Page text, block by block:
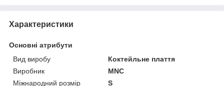
Характеристики
Основні атрибути
Вид виробу
Коктейльне плаття
Виробник
MNC
Міжнародний розмір
S